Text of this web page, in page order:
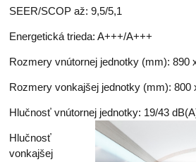
SEER/SCOP až: 9,5/5,1
Energetická trieda: A+++/A+++
Rozmery vnútornej jednotky (mm): 890
Rozmery vonkajšej jednotky (mm): 800
Hlučnosť vnútornej jednotky: 19/43
Hlučnosť
vonkajšej